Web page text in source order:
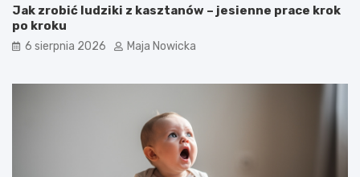
Jak zrobić ludziki z kasztanów – jesienne prace krok
po kroku
6 sierpnia 2026 Maja Nowicka